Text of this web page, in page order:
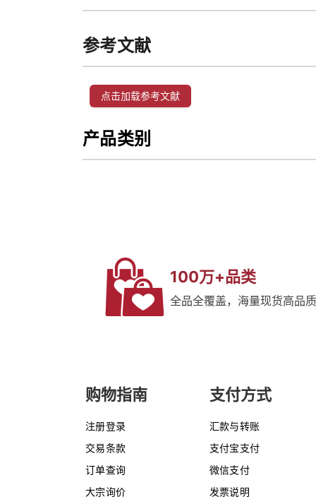
参考文献
点击加载参考文献
产品类别
100万+品类
全品全覆盖，海量现货高品
购物指南
注册登录
交易条款
订单查询
大宗询价
支付方式
汇款与转账
支付宝支付
微信支付
发票说明